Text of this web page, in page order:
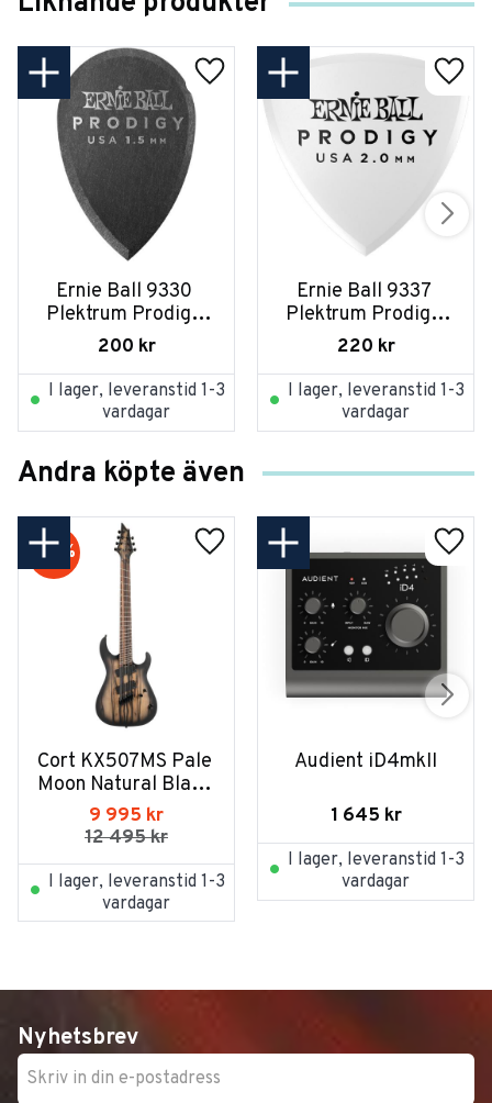
Ernie Ball 9330
Plektrum Prodigy
Teardrop 1,5mm 6-
200 kr
I lager, leveranstid 1-3
vardagar
Ernie Ball 9337
Plektrum Prodigy
Shield 2,0mm 6-
220 kr
I lager, leveranstid 1-3
vardagar
Andra köpte även
Cort KX507MS Pale
Moon Natural Black
Burst
9 995 kr
12 495kr
20 %
I lager, leveranstid 1-3
vardagar
Audient iD4mkII
1 645 kr
I lager, leveranstid 1-3
vardagar
Nyhetsbrev